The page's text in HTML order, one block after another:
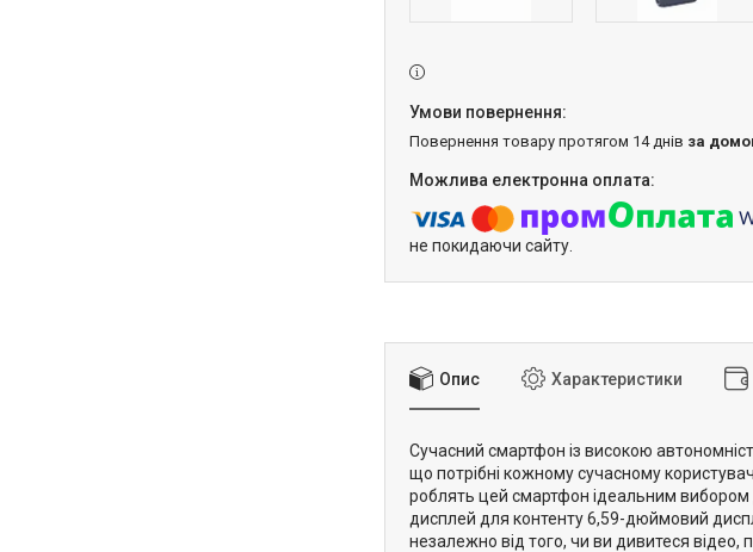
повернення товару протягом 14 днів за
не покидаючи сайту.
Опис Характеристики
Сучасний смартфон із високою
що потрібні кожному сучасному
роблять цей смартфон ідеальним вибором
дисплей для контенту 6,59-дюймовий
незалежно від того, чи ви дивитеся